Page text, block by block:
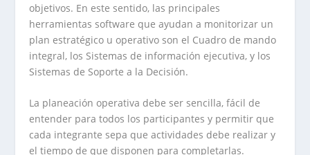
objetivos. En este sentido, las principales
herramientas software que ayudan a monitorizar un
plan estratégico u operativo son el Cuadro de mando
integral, los Sistemas de información ejecutiva, y los
Sistemas de Soporte a la Decisión.
La planeación operativa debe ser sencilla, fácil de
entender para todos los participantes y permitir que
cada integrante sepa que actividades debe realizar y
el tiempo de que disponen para completarlas.